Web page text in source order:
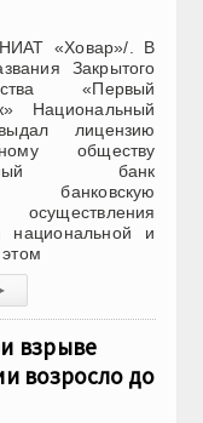
«Ховар»/. В
Закрытого
«Первый
Национальный
лицензию
обществу
банк
банковскую
национальной и
взрыве
возросло до